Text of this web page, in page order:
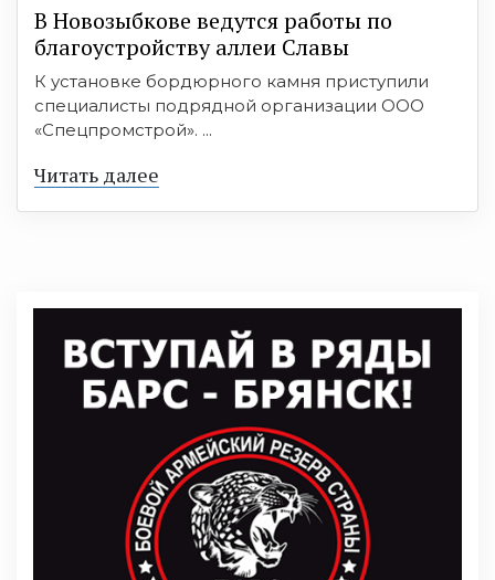
В Новозыбкове ведутся работы по
благоустройству аллеи Славы
К установке бордюрного камня приступили
специалисты подрядной организации ООО
«Спецпромстрой». ...
Читать далее